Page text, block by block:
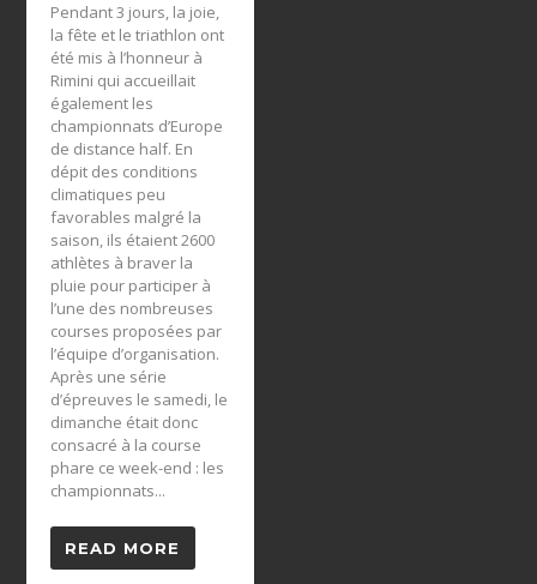
Pendant 3 jours, la joie,
la fête et le triathlon ont
été mis à l’honneur à
Rimini qui accueillait
également les
championnats d’Europe
de distance half. En
dépit des conditions
climatiques peu
favorables malgré la
saison, ils étaient 2600
athlètes à braver la
pluie pour participer à
l’une des nombreuses
courses proposées par
l’équipe d’organisation.
Après une série
d’épreuves le samedi, le
dimanche était donc
consacré à la course
phare ce week-end : les
championnats...
READ MORE